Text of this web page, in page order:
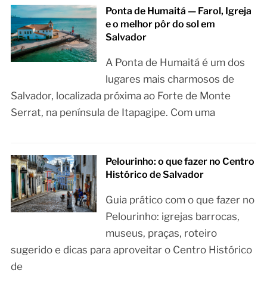
Ponta de Humaitá — Farol, Igreja
e o melhor pôr do sol em
Salvador
A Ponta de Humaitá é um dos
lugares mais charmosos de
Salvador, localizada próxima ao Forte de Monte
Serrat, na península de Itapagipe. Com uma
Pelourinho: o que fazer no Centro
Histórico de Salvador
Guia prático com o que fazer no
Pelourinho: igrejas barrocas,
museus, praças, roteiro
sugerido e dicas para aproveitar o Centro Histórico
de